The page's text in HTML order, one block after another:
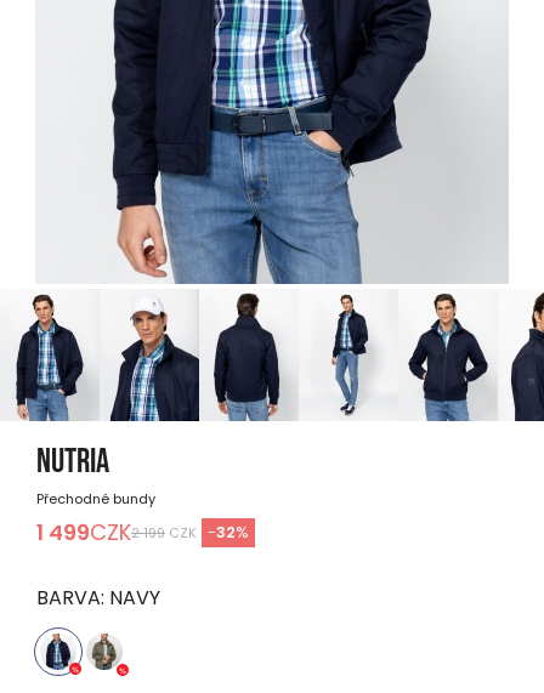
NUTRIA
Přechodné bundy
1 499CZK2 199 CZK -32%
BARVA: NAVY